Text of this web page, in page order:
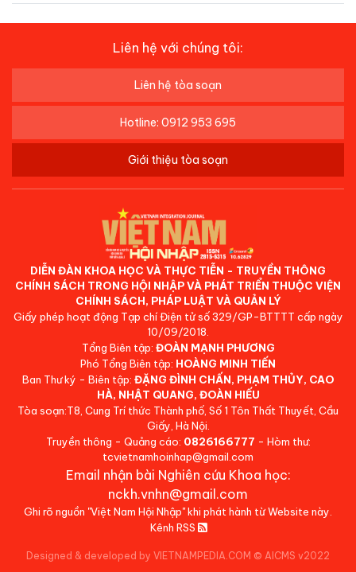
Liên hệ với chúng tôi:
Liên hệ tòa soạn
Hotline: 0912 953 695
Giới thiệu tòa soạn
DIỄN ĐÀN KHOA HỌC VÀ THỰC TIỄN - TRUYỀN THÔNG
CHÍNH SÁCH TRONG HỘI NHẬP VÀ PHÁT TRIỂN THUỘC VIỆN
CHÍNH SÁCH, PHÁP LUẬT VÀ QUẢN LÝ
Giấy phép hoạt động Tạp chí Điện tử số 329/GP-BTTTT cấp ngày
10/09/2018.
Tổng Biên tập: ĐOÀN MẠNH PHƯƠNG
Phó Tổng Biên tập: HOÀNG MINH TIẾN
Ban Thư ký - Biên tập: ĐẶNG ĐÌNH CHẤN, PHẠM THỦY, CAO
HÀ, NHẬT QUANG, ĐOÀN HIẾU
Tòa soạn:T8, Cung Trí thức Thành phố, Số 1 Tôn Thất Thuyết, Cầu
Giấy, Hà Nội.
Truyền thông - Quảng cáo: 0826166777 - Hòm thư:
tcvietnamhoinhap@gmail.com
Email nhận bài Nghiên cứu Khoa học:
nckh.vnhn@gmail.com
Ghi rõ nguồn "Việt Nam Hội Nhập" khi phát hành từ Website này.
Kênh RSS
Designed & developed by VIETNAMPEDIA.COM © AICMS v2022